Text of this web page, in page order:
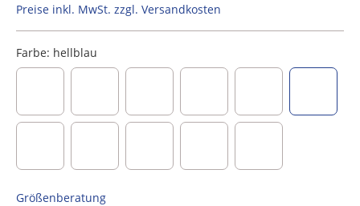
Preise inkl. MwSt. zzgl. Versandkosten
Farbe: hellblau
Größenberatung